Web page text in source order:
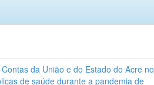
da União e do Estado do Acre no
de saúde durante a pandemia de